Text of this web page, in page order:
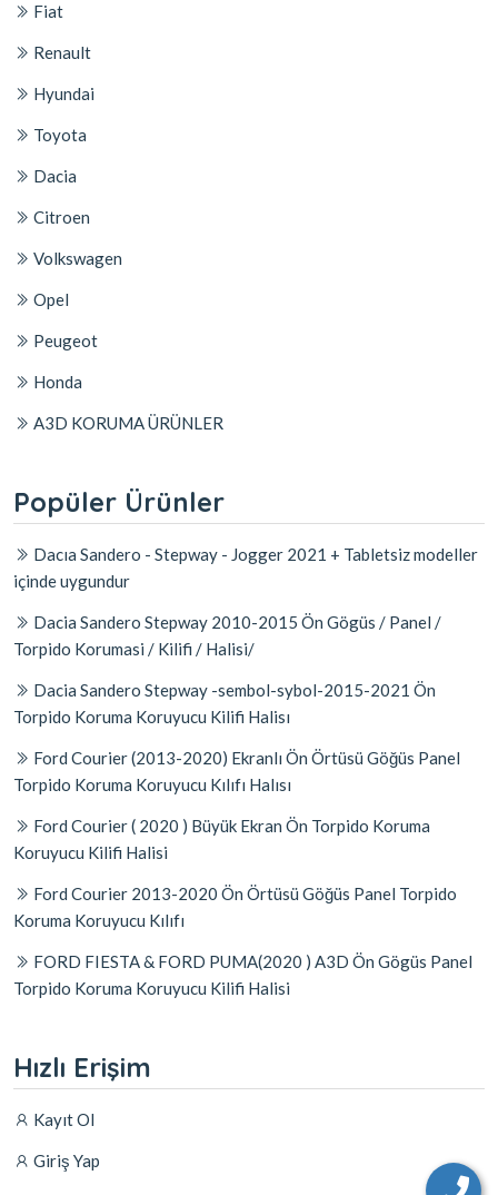
Fiat
Renault
Hyundai
Toyota
Dacia
Citroen
Volkswagen
Opel
Peugeot
Honda
A3D KORUMA ÜRÜNLER
Popüler Ürünler
Dacıa Sandero - Stepway - Jogger 2021 + Tabletsiz modeller
içinde uygundur
Dacia Sandero Stepway 2010-2015 Ön Gögüs / Panel /
Torpido Korumasi / Kilifi / Halisi/
Dacia Sandero Stepway -sembol-sybol-2015-2021 Ön
Torpido Koruma Koruyucu Kilifi Halisı
Ford Courier (2013-2020) Ekranlı Ön Örtüsü Göğüs Panel
Torpido Koruma Koruyucu Kılıfı Halısı
Ford Courier ( 2020 ) Büyük Ekran Ön Torpido Koruma
Koruyucu Kilifi Halisi
Ford Courier 2013-2020 Ön Örtüsü Göğüs Panel Torpido
Koruma Koruyucu Kılıfı
FORD FIESTA & FORD PUMA(2020 ) A3D Ön Gögüs Panel
Torpido Koruma Koruyucu Kilifi Halisi
Hızlı Erişim
Kayıt Ol
Giriş Yap